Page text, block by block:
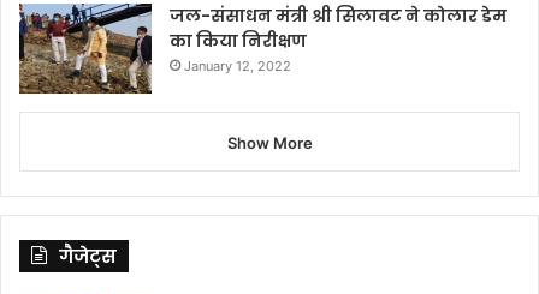
जल-संसाधन मंत्री श्री सिलावट ने कोलार डेम
का किया निरीक्षण
January 12, 2022
Show More
गैजेट्स